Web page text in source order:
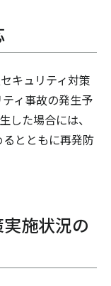
キュリティ対策
ィ事故の発生予
した場合には、
とともに再発防
施状況の